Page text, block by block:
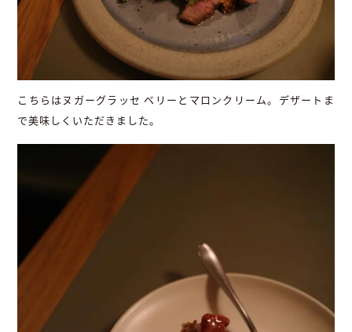
こちらはヌガーグラッセ ベリーとマロンクリーム。デザートま
で美味しくいただきました。